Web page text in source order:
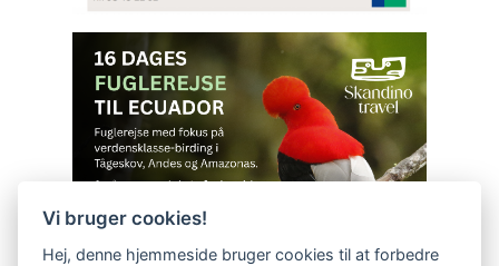
Vi bruger cookies!
Hej, denne hjemmeside bruger cookies til at forbedre